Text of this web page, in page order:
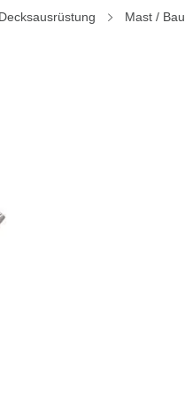
Decksausrüstung Mast /